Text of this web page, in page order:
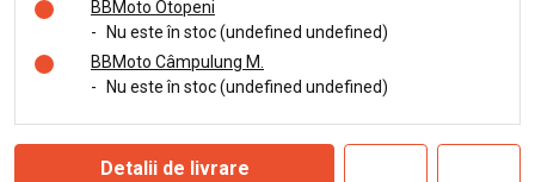
BBMoto Otopeni
-
Nu este în stoc (undefined undefined)
BBMoto Câmpulung M.
-
Nu este în stoc (undefined undefined)
Detalii de livrare